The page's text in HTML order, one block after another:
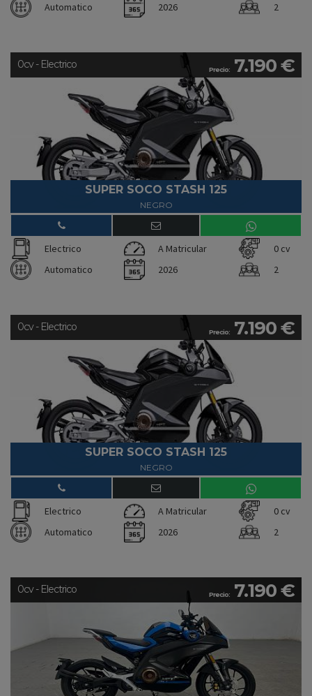
Automatico
2026 2
Precio: 7.190 €
0cv - Electrico
SUPER SOCO STASH 125
NEGRO
Electrico A Matricular
0 cv
Automatico
2026 2
Precio: 7.190 €
0cv - Electrico
SUPER SOCO STASH 125
NEGRO
Electrico A Matricular
0 cv
Automatico
2026 2
Precio: 7.190 €
0cv - Electrico